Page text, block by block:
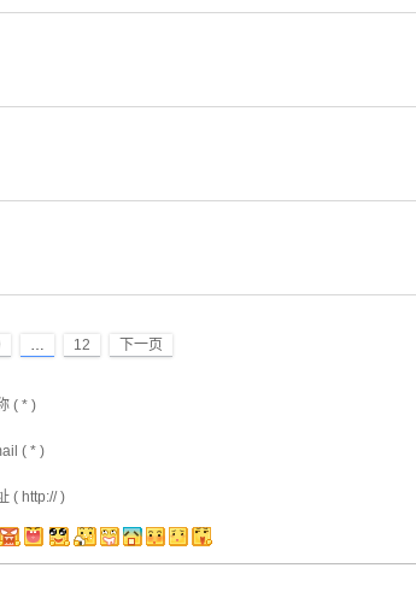
… 12 下一页
( *)
( *)
( http:// )